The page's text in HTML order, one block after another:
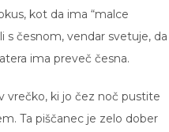
kot da ima “malce
s česnom, vendar svetuje, da
ima preveč česna.
vrečko, ki jo čez noč pustite
Ta piščanec je zelo dober